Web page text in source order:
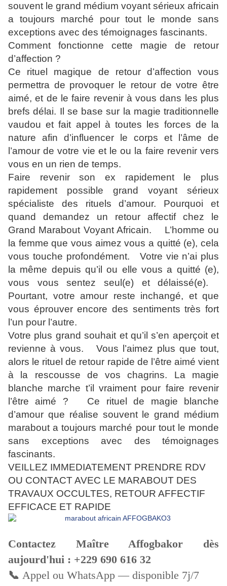
souvent le grand médium voyant sérieux africain
a toujours marché pour tout le monde sans
exceptions avec des témoignages fascinants.
Comment fonctionne cette magie de retour
d’affection ?
Ce rituel magique de retour d’affection vous
permettra de provoquer le retour de votre être
aimé, et de le faire revenir à vous dans les plus
brefs délai. Il se base sur la magie traditionnelle
vaudou et fait appel à toutes les forces de la
nature afin d’influencer le corps et l’âme de
l’amour de votre vie et le ou la faire revenir vers
vous en un rien de temps.
Faire revenir son ex rapidement le plus
rapidement possible grand voyant sérieux
spécialiste des rituels d’amour. Pourquoi et
quand demandez un retour affectif chez le
Grand Marabout Voyant Africain. L’homme ou
la femme que vous aimez vous a quitté (e), cela
vous touche profondément. Votre vie n’ai plus
la même depuis qu’il ou elle vous a quitté (e),
vous vous sentez seul(e) et délaissé(e).
Pourtant, votre amour reste inchangé, et que
vous éprouver encore des sentiments très fort
l’un pour l’autre.
Votre plus grand souhait et qu’il s’en aperçoit et
revienne à vous. Vous l’aimez plus que tout,
alors le rituel de retour rapide de l’être aimé vient
à la rescousse de vos chagrins. La magie
blanche marche t’il vraiment pour faire revenir
l’être aimé ? Ce rituel de magie blanche
d’amour que réalise souvent le grand médium
marabout a toujours marché pour tout le monde
sans exceptions avec des témoignages
fascinants.
VEILLEZ IMMEDIATEMENT PRENDRE RDV
OU CONTACT AVEC LE MARABOUT DES
TRAVAUX OCCULTES, RETOUR AFFECTIF
EFFICACE ET RAPIDE
Contactez Maître Affogbakor dès
aujourd'hui : +229 690 616 32
📞 Appel ou WhatsApp — disponible 7j/7